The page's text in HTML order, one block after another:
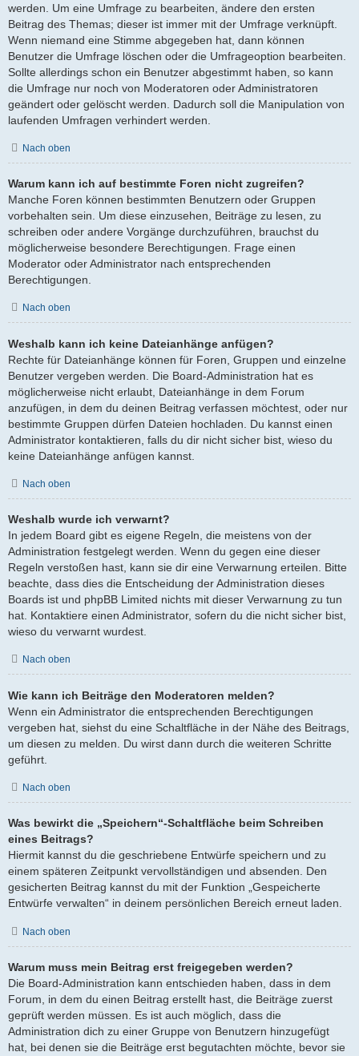
werden. Um eine Umfrage zu bearbeiten, ändere den ersten
Beitrag des Themas; dieser ist immer mit der Umfrage verknüpft.
Wenn niemand eine Stimme abgegeben hat, dann können
Benutzer die Umfrage löschen oder die Umfrageoption bearbeiten.
Sollte allerdings schon ein Benutzer abgestimmt haben, so kann
die Umfrage nur noch von Moderatoren oder Administratoren
geändert oder gelöscht werden. Dadurch soll die Manipulation von
laufenden Umfragen verhindert werden.
Nach oben
Warum kann ich auf bestimmte Foren nicht zugreifen?
Manche Foren können bestimmten Benutzern oder Gruppen
vorbehalten sein. Um diese einzusehen, Beiträge zu lesen, zu
schreiben oder andere Vorgänge durchzuführen, brauchst du
möglicherweise besondere Berechtigungen. Frage einen
Moderator oder Administrator nach entsprechenden
Berechtigungen.
Nach oben
Weshalb kann ich keine Dateianhänge anfügen?
Rechte für Dateianhänge können für Foren, Gruppen und einzelne
Benutzer vergeben werden. Die Board-Administration hat es
möglicherweise nicht erlaubt, Dateianhänge in dem Forum
anzufügen, in dem du deinen Beitrag verfassen möchtest, oder nur
bestimmte Gruppen dürfen Dateien hochladen. Du kannst einen
Administrator kontaktieren, falls du dir nicht sicher bist, wieso du
keine Dateianhänge anfügen kannst.
Nach oben
Weshalb wurde ich verwarnt?
In jedem Board gibt es eigene Regeln, die meistens von der
Administration festgelegt werden. Wenn du gegen eine dieser
Regeln verstoßen hast, kann sie dir eine Verwarnung erteilen. Bitte
beachte, dass dies die Entscheidung der Administration dieses
Boards ist und phpBB Limited nichts mit dieser Verwarnung zu tun
hat. Kontaktiere einen Administrator, sofern du die nicht sicher bist,
wieso du verwarnt wurdest.
Nach oben
Wie kann ich Beiträge den Moderatoren melden?
Wenn ein Administrator die entsprechenden Berechtigungen
vergeben hat, siehst du eine Schaltfläche in der Nähe des Beitrags,
um diesen zu melden. Du wirst dann durch die weiteren Schritte
geführt.
Nach oben
Was bewirkt die „Speichern“-Schaltfläche beim Schreiben
eines Beitrags?
Hiermit kannst du die geschriebene Entwürfe speichern und zu
einem späteren Zeitpunkt vervollständigen und absenden. Den
gesicherten Beitrag kannst du mit der Funktion „Gespeicherte
Entwürfe verwalten“ in deinem persönlichen Bereich erneut laden.
Nach oben
Warum muss mein Beitrag erst freigegeben werden?
Die Board-Administration kann entschieden haben, dass in dem
Forum, in dem du einen Beitrag erstellt hast, die Beiträge zuerst
geprüft werden müssen. Es ist auch möglich, dass die
Administration dich zu einer Gruppe von Benutzern hinzugefügt
hat, bei denen sie die Beiträge erst begutachten möchte, bevor sie